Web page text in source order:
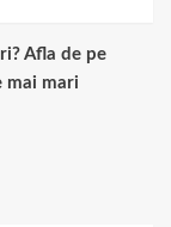
Afla de pe
mai mari